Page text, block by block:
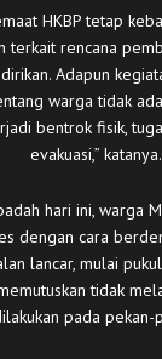
HKBP tetap
terkait rencana
Adapun
warga tidak
bentrok fisik,
evakuasi,” katanya.
hari ini, warga
dengan cara
lancar, mulai
tidak
pada pekan-